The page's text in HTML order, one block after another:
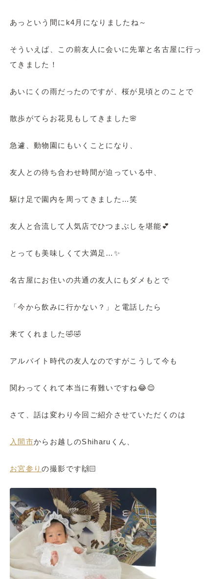
あっという間にk4月になりましたね～
そういえば、この前友人に会いに先輩と名古屋に行っ
てきました！
あいにくの雨だったのですが、桜が見頃とのことで
散歩がてらお花見もしてきました🌸
急遽、動物園にもいくことになり、
友人との待ち合わせ時間が迫っている中、
駆け足で園内を周ってきました…笑
友人と合流して人気店でひつまぶしを堪能💕
とっても美味しくて大満足…✨
名古屋にお住いの共通の友人にもダメもとで
「今から飲みに行かない？」と電話したら
来てくれました🤣🤣
アルバイト時代の友人なのですがこうして今も
関わってくれて本当に有難いですね😂😌
さて、話は変わり今回ご紹介させていただくのは
入間市からお越しのShiharuくん、
お宮参りの撮影です🙌🏻